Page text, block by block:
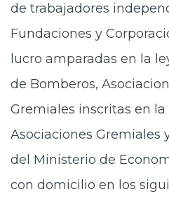
de trabajadores
Fundaciones y
lucro amparadas en la
de Bomberos,
Gremiales inscritas en
Asociaciones Gremiales
del Ministerio de
con domicilio en los